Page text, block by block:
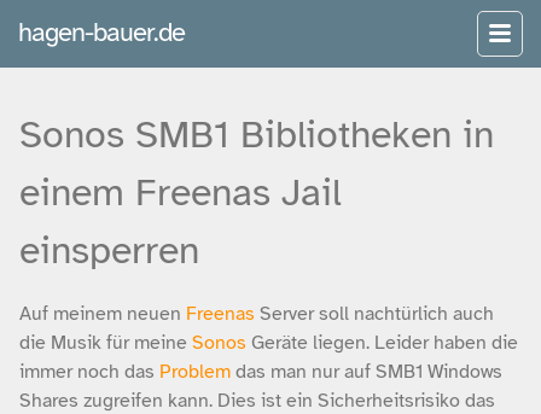
hagen-bauer.de
Sonos SMB1 Bibliotheken in
einem Freenas Jail
einsperren
Auf meinem neuen Freenas Server soll nachtürlich auch
die Musik für meine Sonos Geräte liegen. Leider haben die
immer noch das Problem das man nur auf SMB1 Windows
Shares zugreifen kann. Dies ist ein Sicherheitsrisiko das